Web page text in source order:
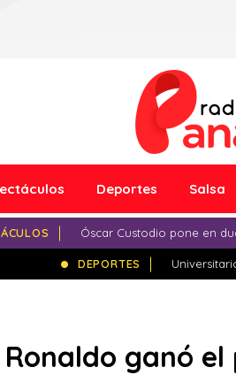
Deportes Salsa
Óscar Custodio pone en
DEPORTES
ganó el